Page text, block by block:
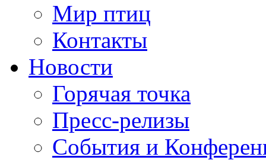
Мир птиц
Контакты
Новости
Горячая точка
Пресс-релизы
События и